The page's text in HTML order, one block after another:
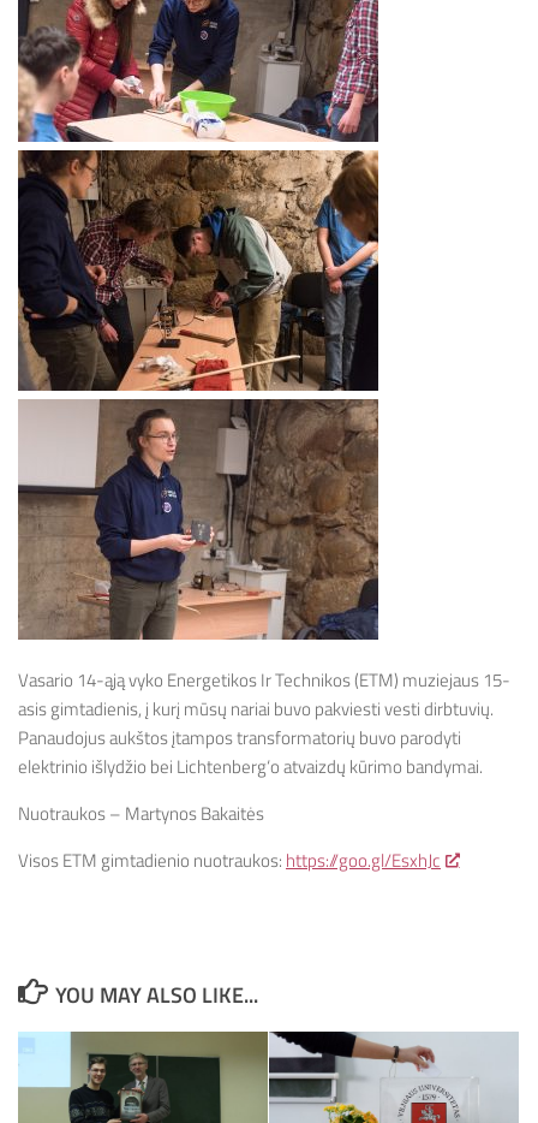
Vasario 14-ąją vyko Energetikos Ir Technikos (ETM) muziejaus 15-
asis gimtadienis, į kurį mūsų nariai buvo pakviesti vesti dirbtuvių.
Panaudojus aukštos įtampos transformatorių buvo parodyti
elektrinio išlydžio bei Lichtenberg‘o atvaizdų kūrimo bandymai.
Nuotraukos – Martynos Bakaitės
Visos ETM gimtadienio nuotraukos: https://goo.gl/EsxhJc
YOU MAY ALSO LIKE...